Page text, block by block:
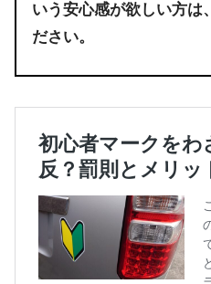
いう安心感が欲しい方は
ださい。